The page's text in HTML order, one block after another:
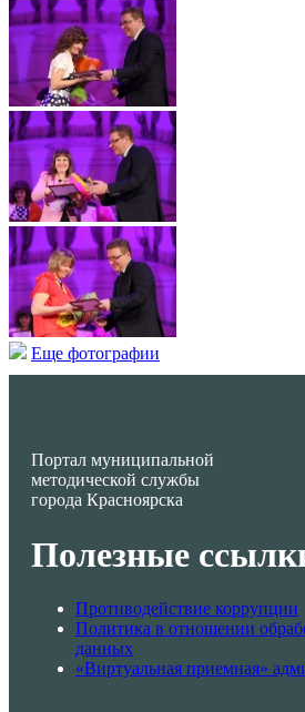
Еще фотографии
Портал муниципальной
методической службы
города Красноярска
Полезные
Противодействие коррупции
Политика в отношении
данных
«Виртуальная приемная»